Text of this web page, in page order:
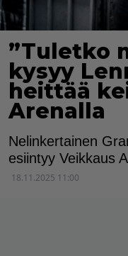
”Tuletko
kysyy
heittää
Arenalla
Nelinkertainen
esiintyy Veikkaus
18.11.2025 11:00